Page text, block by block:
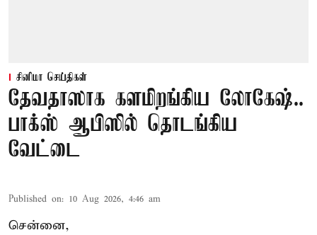
சினிமா செய்திகள்
தேவதாஸாக களமிறங்கிய லோகேஷ்..
பாக்ஸ் ஆபிஸில் தொடங்கிய
வேட்டை
Published on: 10 Aug 2026, 4:46 am
சென்னை,